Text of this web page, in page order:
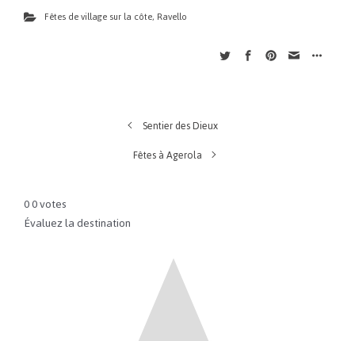
Fêtes de village sur la côte, Ravello
Sentier des Dieux
Fêtes à Agerola
00votes
Évaluez la destination